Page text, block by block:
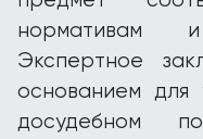
нормативам
Экспертное
основанием для
досудебном